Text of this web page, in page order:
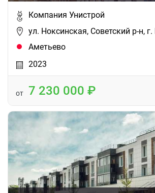
Компания Унистрой
ул. Ноксинская, Советский р-н,
Аметьево
2023
от 7 230 000